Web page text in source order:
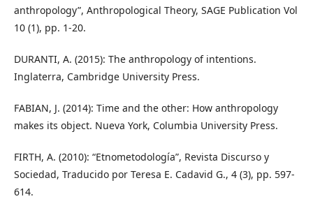
anthropology”, Anthropological Theory, SAGE Publication Vol
10 (1), pp. 1-20.
DURANTI, A. (2015): The anthropology of intentions.
Inglaterra, Cambridge University Press.
FABIAN, J. (2014): Time and the other: How anthropology
makes its object. Nueva York, Columbia University Press.
FIRTH, A. (2010): “Etnometodología”, Revista Discurso y
Sociedad, Traducido por Teresa E. Cadavid G., 4 (3), pp. 597-
614.